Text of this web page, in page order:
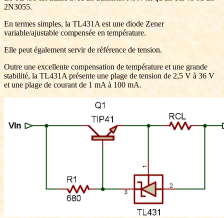
2N3055.
En termes simples, la TL431A est une diode Zener
variable/ajustable compensée en température.
Elle peut également servir de référence de tension.
Outre une excellente compensation de température et une grande
stabilité, la TL431A présente une plage de tension de 2,5 V à 36 V
et une plage de courant de 1 mA à 100 mA.